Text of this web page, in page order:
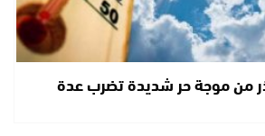
من موجة حر شديدة تضرب عدة